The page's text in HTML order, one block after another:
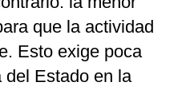
que la actividad
Esto exige poca
del Estado en la